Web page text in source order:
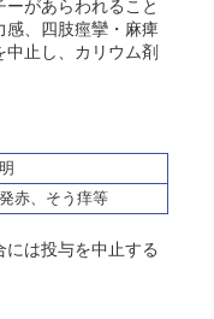
があらわれること
感、四肢痙攣・麻痺
止し、カリウム剤
赤、 そう 痒等
は投与を中止する